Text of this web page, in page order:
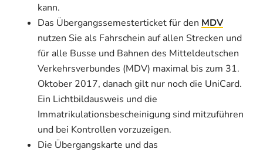
kann.
Das Übergangssemesterticket für den MDV
nutzen Sie als Fahrschein auf allen Strecken und
für alle Busse und Bahnen des Mitteldeutschen
Verkehrsverbundes (MDV) maximal bis zum 31.
Oktober 2017, danach gilt nur noch die UniCard.
Ein Lichtbildausweis und die
Immatrikulationsbescheinigung sind mitzuführen
und bei Kontrollen vorzuzeigen.
Die Übergangskarte und das